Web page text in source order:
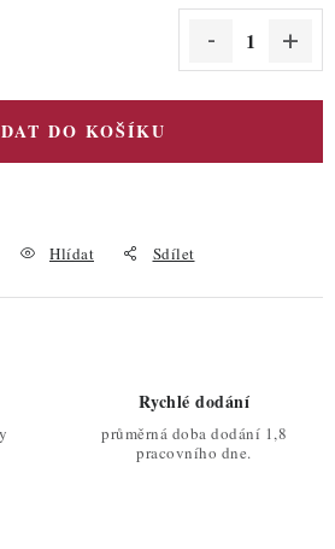
DO KOŠÍKU
Hlídat Sdílet
Rychlé dodání
průměrná doba dodání 1,8
pracovního dne.